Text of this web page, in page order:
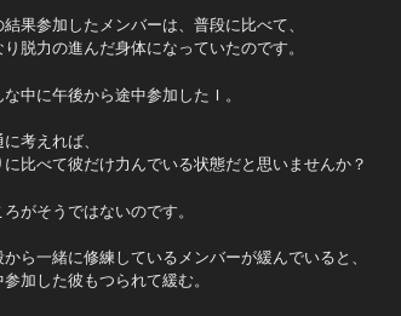
結果参加したメンバーは、普段に比べて、
り脱力の進んだ身体になっていたのです。
な中に午後から途中参加したＩ。
考えれば、
に比べて彼だけ力んでいる状態だと思いませんか？
ろがそうではないのです。
から一緒に修練しているメンバーが緩んでいると、
参加した彼もつられて緩む。